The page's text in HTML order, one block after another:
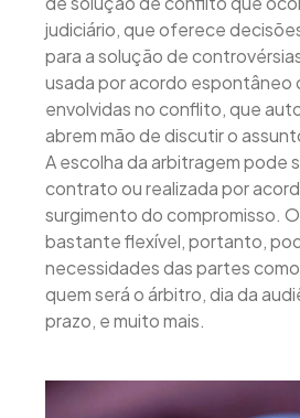
judiciário, que oferece
para a solução de
usada por acordo espontâneo
envolvidas no conflito, que
abrem mão de discutir o
A escolha da arbitragem pode
contrato ou realizada por
surgimento do compromisso.
bastante flexível, portanto,
necessidades das partes
quem será o árbitro, dia da
prazo, e muito mais.